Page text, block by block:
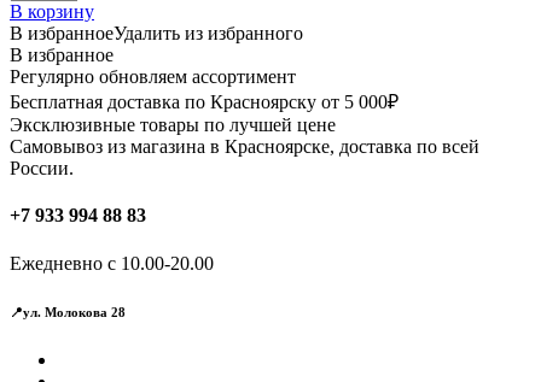
В корзину
В избранноеУдалить из избранного
В избранное
Регулярно обновляем ассортимент
Бесплатная доставка по Красноярску от 5 000₽
Эксклюзивные товары по лучшей цене
Самовывоз из магазина в Красноярске, доставка по всей
России.
+7 933 994 88 83
Ежедневно с 10.00-20.00
📍ул. Молокова 28